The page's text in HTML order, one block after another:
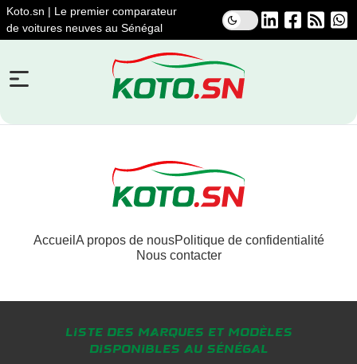
Koto.sn | Le premier comparateur
de voitures neuves au Sénégal
Accueil A propos de nousPolitique de confidentialité
Nous contacter
Liste des marques et modèles
disponibles au Sénégal